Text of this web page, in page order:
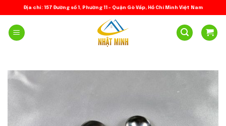
to
content
Địa chỉ: 157 Đường số 1, Phường 11 – Quận Gò Vấp, Hồ Chí Minh Việt Nam